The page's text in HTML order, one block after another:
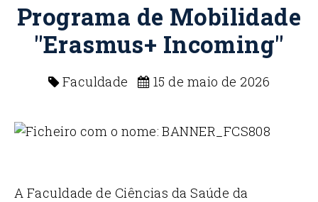
Programa de Mobilidade
"Erasmus+ Incoming"
Faculdade 15 de maio de 2026
A Faculdade de Ciências da Saúde da